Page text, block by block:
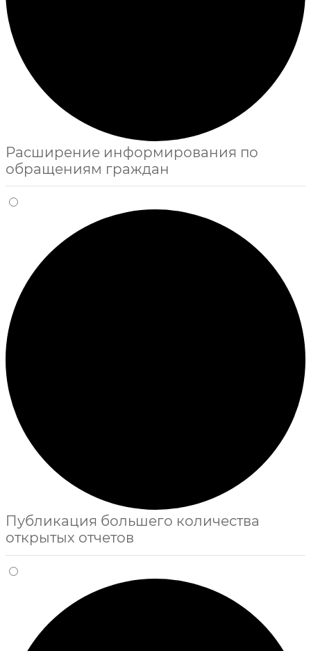
Расширение информирования по
обращениям граждан
Публикация большего количества
открытых отчетов